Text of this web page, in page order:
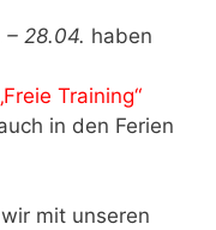
28.04. haben
Training“
in den Ferien
mit unseren